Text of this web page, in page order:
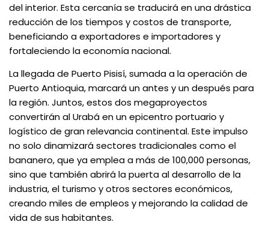
del interior. Esta cercanía se traducirá en una drástica
reducción de los tiempos y costos de transporte,
beneficiando a exportadores e importadores y
fortaleciendo la economía nacional.
La llegada de Puerto Pisisí, sumada a la operación de
Puerto Antioquia, marcará un antes y un después para
la región. Juntos, estos dos megaproyectos
convertirán al Urabá en un epicentro portuario y
logístico de gran relevancia continental. Este impulso
no solo dinamizará sectores tradicionales como el
bananero, que ya emplea a más de 100,000 personas,
sino que también abrirá la puerta al desarrollo de la
industria, el turismo y otros sectores económicos,
creando miles de empleos y mejorando la calidad de
vida de sus habitantes.